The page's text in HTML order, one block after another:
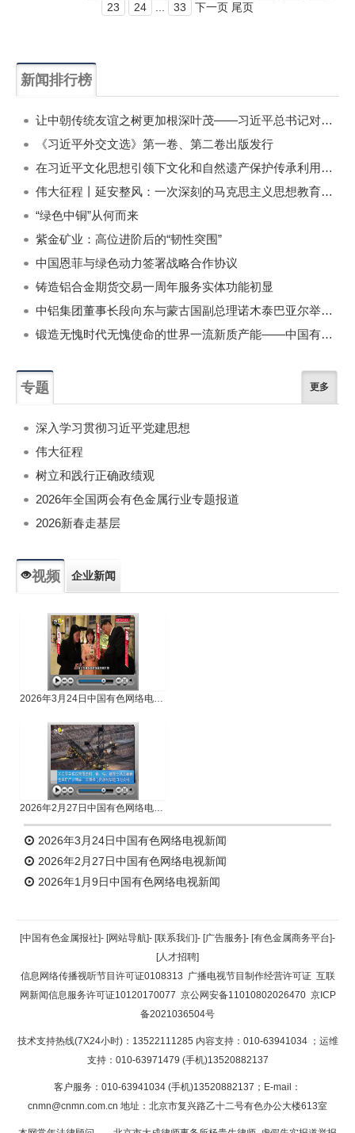
23
24 33 下一页 尾页
新闻排行榜
让中朝传统友谊之树更加根深叶茂——习近平总书记对朝鲜进行国事访问纪实
《习近平外交文选》第一卷、第二卷出版发行
在习近平文化思想引领下文化和自然遗产保护传承利用工作开创新局面
伟大征程丨延安整风：一次深刻的马克思主义思想教育运动
“绿色中铜”从何而来
紫金矿业：高位进阶后的“韧性突围”
中国恩菲与绿色动力签署战略合作协议
铸造铝合金期货交易一周年服务实体功能初显
中铝集团董事长段向东与蒙古国副总理诺木泰巴亚尔举行会谈
锻造无愧时代无愧使命的世界一流新质产能——中国有色金属工业的战略应对与破局之道（二）
专题 更多
深入学习贯彻习近平党建思想
伟大征程
树立和践行正确政绩观
2026年全国两会有色金属行业专题报道
2026新春走基层
视频 企业新闻
2026年3月24日中国有色网络电视新闻
2026年2月27日中国有色网络电视新闻
2026年3月24日中国有色网络电视新闻
2026年2月27日中国有色网络电视新闻
2026年1月9日中国有色网络电视新闻
[中国有色金属报社]- [网站导航]- [联系我们]- [广告服务]- [有色金属商务平台]-
[人才招聘]
信息网络传播视听节目许可证0108313 广播电视节目制作经营许可证 互联
网新闻信息服务许可证10120170077 京公网安备11010802026470 京ICP
备2021036504号
技术支持热线(7X24小时)：13522111285 内容支持：010-63941034 ；运维
支持：010-63971479 (手机)13520882137
客户服务：010-63941034 (手机)13520882137；E-mail：
cnmn@cnmn.com.cn 地址：北京市复兴路乙十二号有色办公大楼613室